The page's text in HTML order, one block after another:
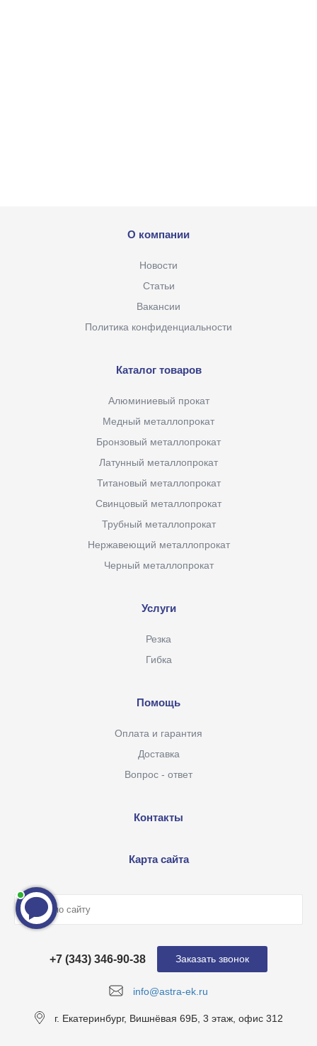
О компании
Новости
Статьи
Вакансии
Политика конфиденциальности
Каталог товаров
Алюминиевый прокат
Медный металлопрокат
Бронзовый металлопрокат
Латунный металлопрокат
Титановый металлопрокат
Свинцовый металлопрокат
Трубный металлопрокат
Нержавеющий металлопрокат
Черный металлопрокат
Услуги
Резка
Гибка
Помощь
Оплата и гарантия
Доставка
Вопрос - ответ
Контакты
Карта сайта
info@astra-ek.ru
+7 (343) 346-90-38
г. Екатеринбург, Вишнёвая 69Б, 3 этаж, офис 312
Заказать звонок